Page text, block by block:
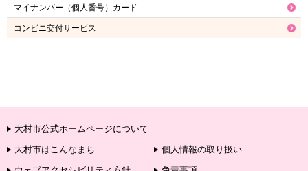
マイナンバー（個人番号）カード
コンビニ交付サービス
大村市公式ホームページについて
大村市はこんなまち
個人情報の取り扱い